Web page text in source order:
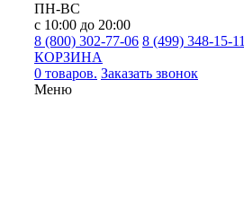
ПН-ВС
с 10:00 до 20:00
8 (800) 302-77-06 8 (499) 348-15-11
КОРЗИНА
0 товаров. Заказать звонок
Меню